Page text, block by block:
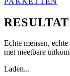
Echte mensen,
met meetbare
Laden...